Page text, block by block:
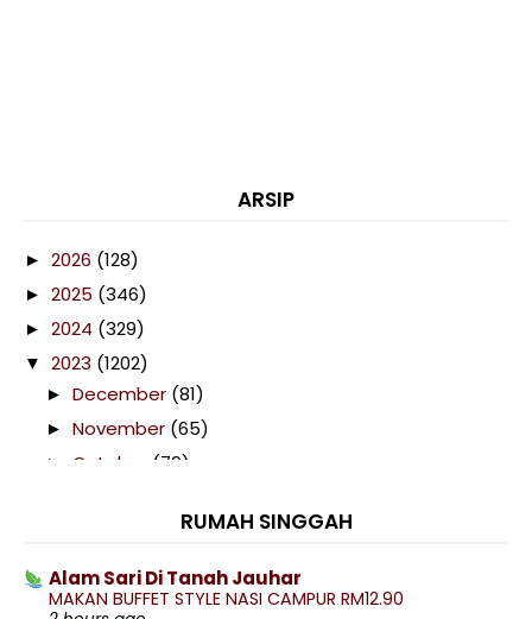
ARSIP
► 2026 (128)
► 2025 (346)
► 2024 (329)
▼ 2023 (1202)
► December (81)
► November (65)
► October (79)
(132)
► July(123)
►June(96)
RUMAH SINGGAH
Alam Sari Di Tanah Jauhar
MAKAN BUFFET STYLE NASI CAMPUR RM12.90